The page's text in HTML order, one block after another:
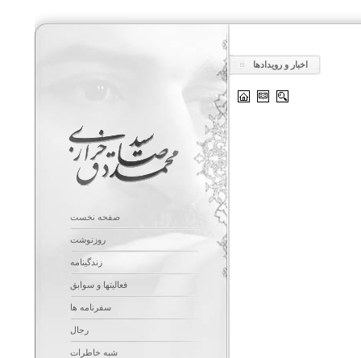
اخبار و رویدادها
صفحه نخست
روزنوشت
زندگینامه
فعالیتها و سوابق
سفرنامه ها
رجال
شبه خاطرات